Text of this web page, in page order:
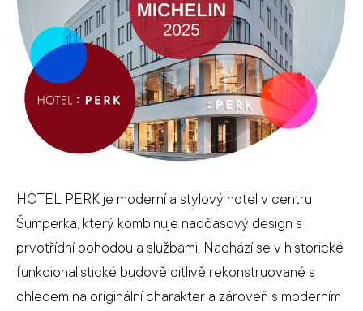
HOTEL PERK je moderní a stylový hotel v centru
Šumperka, který kombinuje nadčasový design s
prvotřídní pohodou a službami. Nachází se v historické
funkcionalistické budově citlivě rekonstruované s
ohledem na originální charakter a zároveň s moderním